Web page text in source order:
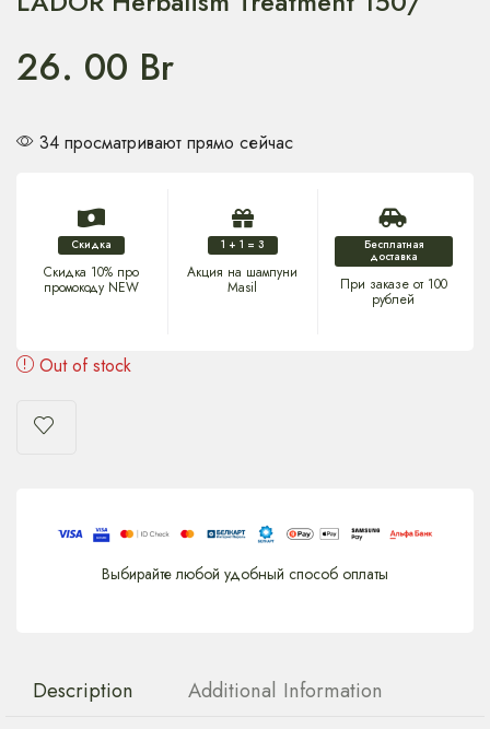
26. 00 Br
34 просматривают прямо сейчас
Скидка
Скидка 10% про
промокоду NEW
1 + 1 = 3
Акция на шампуни
Masil
Бесплатная
доставка
При заказе от 100
рублей
Out of stock
Выбирайте любой удобный способ оплаты
Description Additional Information